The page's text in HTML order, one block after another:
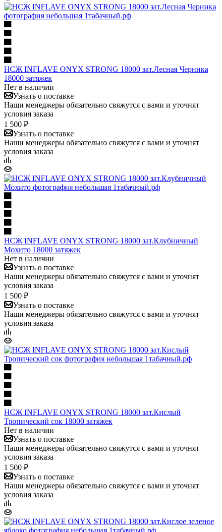
НСЖ INFLAVE ONYX STRONG 18000 зат.Лесная Черника
18000 затяжек
Нет в наличии
Узнать о поставке
Наши менеджеры обязательно свяжутся с вами и уточнят
условия заказа
1 500 ₽
Узнать о поставке
Наши менеджеры обязательно свяжутся с вами и уточнят
условия заказа
НСЖ INFLAVE ONYX STRONG 18000 зат.Клубничный
Мохито 18000 затяжек
Нет в наличии
Узнать о поставке
Наши менеджеры обязательно свяжутся с вами и уточнят
условия заказа
1 500 ₽
Узнать о поставке
Наши менеджеры обязательно свяжутся с вами и уточнят
условия заказа
НСЖ INFLAVE ONYX STRONG 18000 зат.Кислый
Тропический сок 18000 затяжек
Нет в наличии
Узнать о поставке
Наши менеджеры обязательно свяжутся с вами и уточнят
условия заказа
1 500 ₽
Узнать о поставке
Наши менеджеры обязательно свяжутся с вами и уточнят
условия заказа